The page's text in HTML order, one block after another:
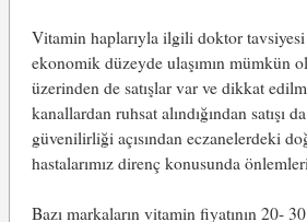
Vitamin haplarıyla ilgili doktor
ekonomik düzeyde ulaşımın mümkün
üzerinden de satışlar var ve dikkat
kanallardan ruhsat alındığından satışı
güvenilirliği açısından eczanelerdeki
hastalarımız direnç konusunda
Bazı markaların vitamin fiyatının 20-